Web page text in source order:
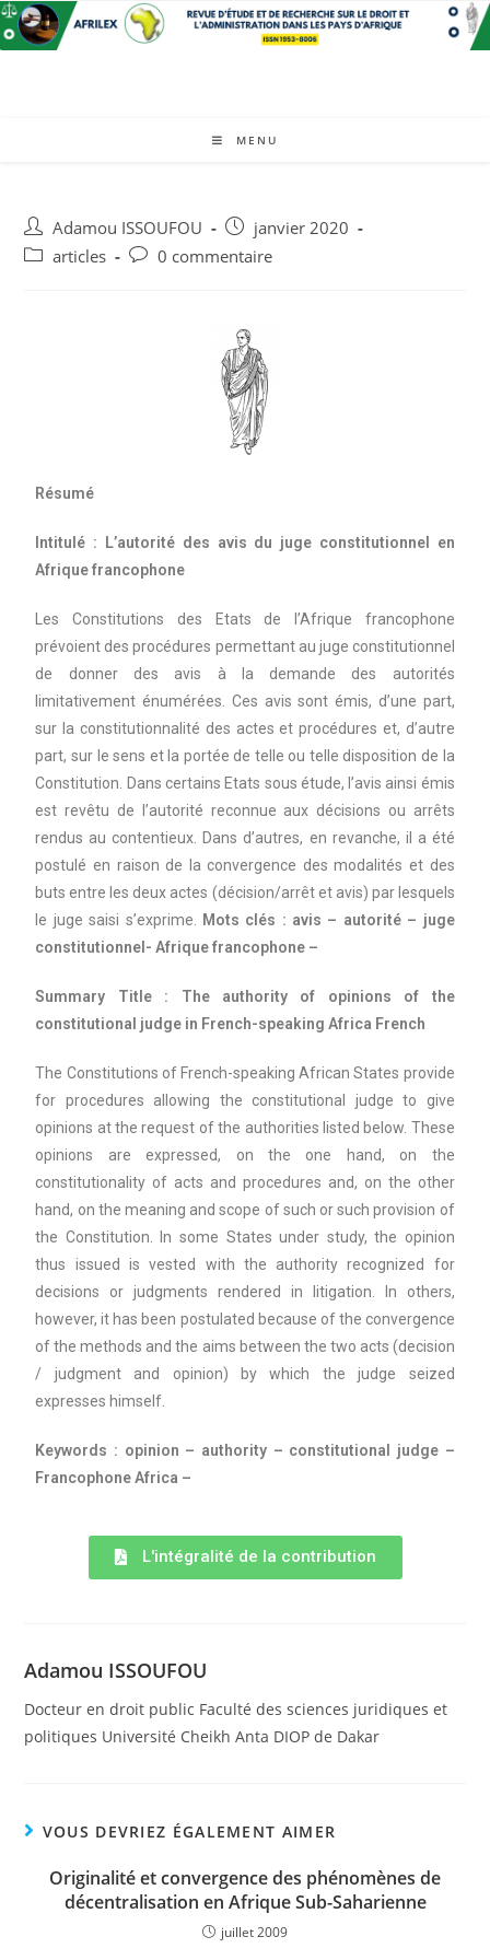
MENU
Adamou ISSOUFOU
janvier 2020
articles
0 commentaire
Résumé
Intitulé : L’autorité des avis du juge constitutionnel en
Afrique francophone
Les Constitutions des Etats de l’Afrique francophone
prévoient des procédures permettant au juge constitutionnel
de donner des avis à la demande des autorités
limitativement énumérées. Ces avis sont émis, d’une part,
sur la constitutionnalité des actes et procédures et, d’autre
part, sur le sens et la portée de telle ou telle disposition de la
Constitution. Dans certains Etats sous étude, l’avis ainsi émis
est revêtu de l’autorité reconnue aux décisions ou arrêts
rendus au contentieux. Dans d’autres, en revanche, il a été
postulé en raison de la convergence des modalités et des
buts entre les deux actes (décision/arrêt et avis) par lesquels
le juge saisi s’exprime.
Mots clés : avis – autorité – juge
constitutionnel- Afrique francophone –
Summary
Title : The authority of opinions of the
constitutional judge in French-speaking Africa French
The Constitutions of French-speaking African States provide
for procedures allowing the constitutional judge to give
opinions at the request of the authorities listed below. These
opinions are expressed, on the one hand, on the
constitutionality of acts and procedures and, on the other
hand, on the meaning and scope of such or such provision of
the Constitution. In some States under study, the opinion
thus issued is vested with the authority recognized for
decisions or judgments rendered in litigation. In others,
however, it has been postulated because of the convergence
of the methods and the aims between the two acts (decision
/ judgment and opinion) by which the judge seized
expresses himself.
Keywords : opinion – authority – constitutional judge –
Francophone Africa –
L'intégralité de la contribution
Adamou ISSOUFOU
Docteur en droit public Faculté des sciences juridiques et
politiques Université Cheikh Anta DIOP de Dakar
VOUS DEVRIEZ ÉGALEMENT AIMER
Originalité et convergence des phénomènes de
décentralisation en Afrique Sub-Saharienne
juillet 2009